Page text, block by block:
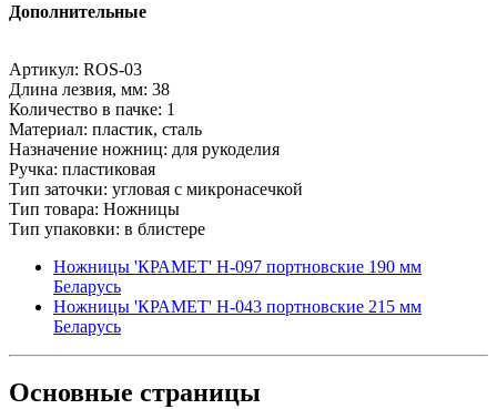
Дополнительные
Артикул: ROS-03
Длина лезвия, мм: 38
Количество в пачке: 1
Материал: пластик, сталь
Назначение ножниц: для рукоделия
Ручка: пластиковая
Тип заточки: угловая с микронасечкой
Тип товара: Ножницы
Тип упаковки: в блистере
Ножницы 'КРАМЕТ' Н-097 портновские 190 мм
Беларусь
Ножницы 'КРАМЕТ' Н-043 портновские 215 мм
Беларусь
Основные страницы